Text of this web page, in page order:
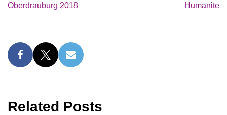
Oberdrauburg 2018 Humanite
Related Posts